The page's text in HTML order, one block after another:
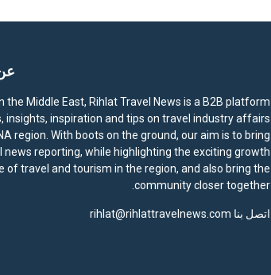
c
the Middle East, Rihlat Travel News is a B2B platform
insights, inspiration and tips on travel industry affairs
region. With boots on the ground, our aim is to bring
news reporting, while highlighting the exciting growth
of travel and tourism in the region, and also bring the
community closer together.
اتصل بنا rihlat@rihlattravelnews.com